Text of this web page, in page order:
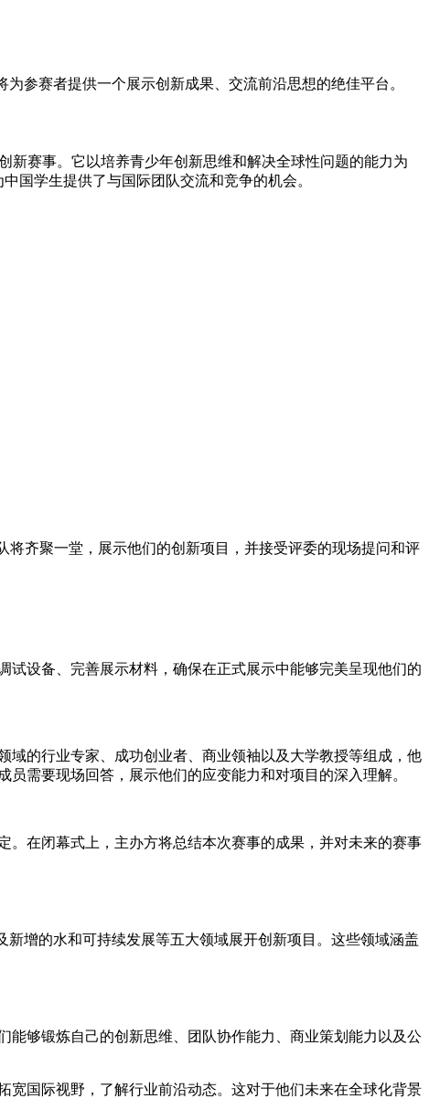
参赛者提供一个展示创新成果、交流前沿思想的绝佳平台。
新赛事。它以培养青少年创新思维和解决全球性问题的能力为
国学生提供了与国际团队交流和竞争的机会。
齐聚一堂，展示他们的创新项目，并接受评委的现场提问和评
设备、完善展示材料，确保在正式展示中能够完美呈现他们的
的行业专家、成功创业者、商业领袖以及大学教授等组成，他
需要现场回答，展示他们的应变能力和对项目的深入理解。
在闭幕式上，主办方将总结本次赛事的成果，并对未来的赛事
增的水和可持续发展等五大领域展开创新项目。这些领域涵盖
够锻炼自己的创新思维、团队协作能力、商业策划能力以及公
国际视野，了解行业前沿动态。这对于他们未来在全球化背景